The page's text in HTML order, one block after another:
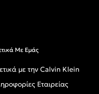
Με Εμάς
με την Calvin Klein
Εταιρείας